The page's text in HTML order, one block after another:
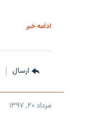
ادامه خبر
ارسال
مرداد ۲۰, ۱۳۹۷